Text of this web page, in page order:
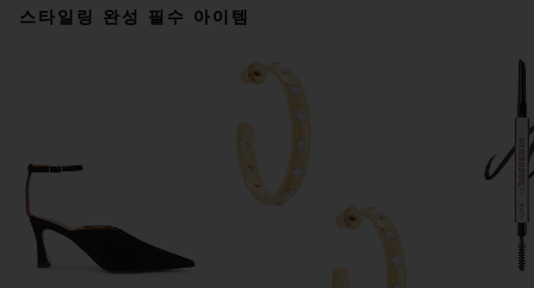
스타일링 완성 필수 아이템